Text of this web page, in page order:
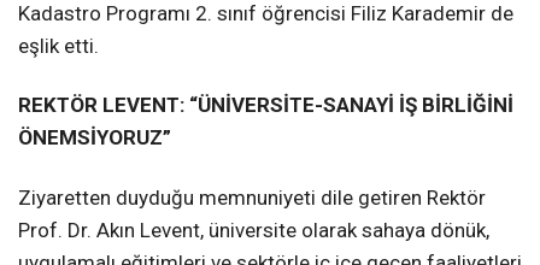
Kadastro Programı 2. sınıf öğrencisi Filiz Karademir de
eşlik etti.
REKTÖR LEVENT: “ÜNİVERSİTE-SANAYİ İŞ BİRLİĞİNİ
ÖNEMSİYORUZ”
Ziyaretten duyduğu memnuniyeti dile getiren Rektör
Prof. Dr. Akın Levent, üniversite olarak sahaya dönük,